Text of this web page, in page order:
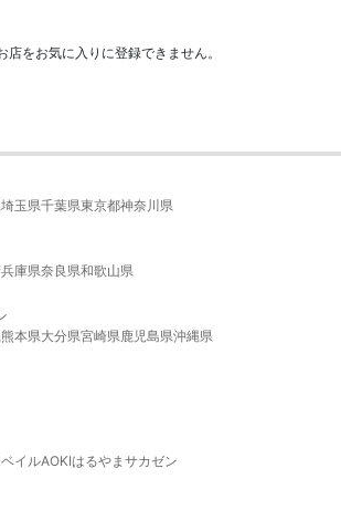
をお気に入りに登録できません。
埼玉県千葉県東京都神奈川県
兵庫県奈良県和歌山県
熊本県大分県宮崎県鹿児島県沖縄県
イルAOKIはるやま サカゼン